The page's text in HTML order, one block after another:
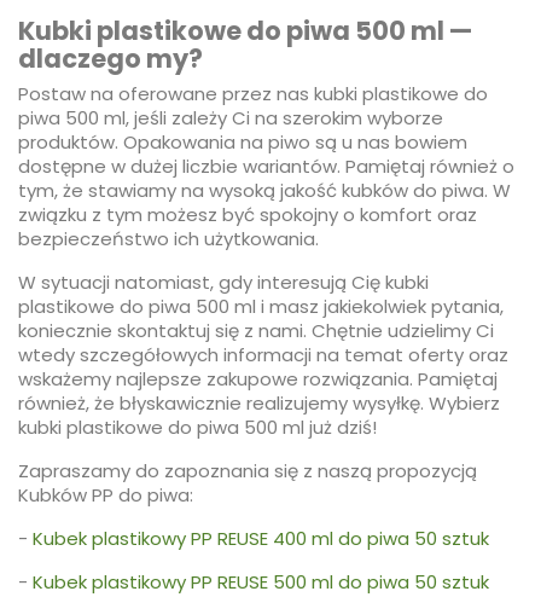
Kubki plastikowe do piwa 500 ml —
dlaczego my?
Postaw na oferowane przez nas kubki plastikowe do
piwa 500 ml, jeśli zależy Ci na szerokim wyborze
produktów. Opakowania na piwo są u nas bowiem
dostępne w dużej liczbie wariantów. Pamiętaj również o
tym, że stawiamy na wysoką jakość kubków do piwa. W
związku z tym możesz być spokojny o komfort oraz
bezpieczeństwo ich użytkowania.
W sytuacji natomiast, gdy interesują Cię kubki
plastikowe do piwa 500 ml i masz jakiekolwiek pytania,
koniecznie skontaktuj się z nami. Chętnie udzielimy Ci
wtedy szczegółowych informacji na temat oferty oraz
wskażemy najlepsze zakupowe rozwiązania. Pamiętaj
również, że błyskawicznie realizujemy wysyłkę. Wybierz
kubki plastikowe do piwa 500 ml już dziś!
Zapraszamy do zapoznania się z naszą propozycją
Kubków PP do piwa:
- Kubek plastikowy PP REUSE 400 ml do piwa 50 sztuk
- Kubek plastikowy PP REUSE 500 ml do piwa 50 sztuk